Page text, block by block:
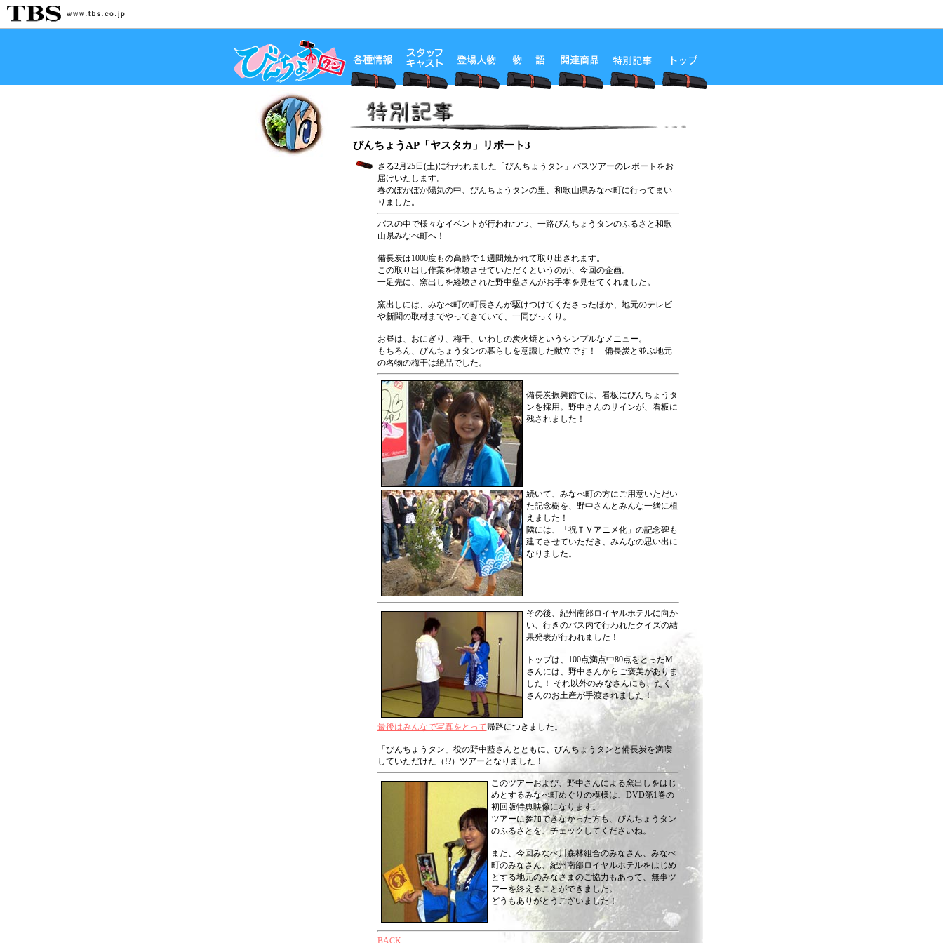
びんちょうAP「ヤスタカ」リポート3
さる2月25日(土)に行われました「びんちょうタン」バスツアーのレポートをお
届けいたします。
春のぽかぽか陽気の中、びんちょうタンの里、和歌山県みなべ町に行ってまい
りました。
バスの中で様々なイベントが行われつつ、一路びんちょうタンのふるさと和歌
山県みなべ町へ！
備長炭は1000度もの高熱で１週間焼かれて取り出されます。
この取り出し作業を体験させていただくというのが、今回の企画。
一足先に、窯出しを経験された野中藍さんがお手本を見せてくれました。
窯出しには、みなべ町の町長さんが駆けつけてくださったほか、地元のテレビ
や新聞の取材までやってきていて、一同びっくり。
お昼は、おにぎり、梅干、いわしの炭火焼というシンプルなメニュー。
もちろん、びんちょうタンの暮らしを意識した献立です！ 備長炭と並ぶ地元
の名物の梅干は絶品でした。
備長炭振興館では、看板にびんちょうタ
ンを採用。野中さんのサインが、看板に
残されました！
続いて、みなべ町の方にご用意いただい
た記念樹を、野中さんとみんな一緒に植
えました！
隣には、「祝ＴＶアニメ化」の記念碑も
建てさせていただき、みんなの思い出に
なりました。
その後、紀州南部ロイヤルホテルに向か
い、行きのバス内で行われたクイズの結
果発表が行われました！
トップは、100点満点中80点をとったM
さんには、野中さんからご褒美がありま
した！ それ以外のみなさんにも、たく
さんのお土産が手渡されました！
最後はみんなで写真をとって帰路につきました。
「びんちょうタン」役の野中藍さんとともに、びんちょうタンと備長炭を満喫
していただけた（!?）ツアーとなりました！
このツアーおよび、野中さんによる窯出しをはじ
めとするみなべ町めぐりの模様は、DVD第1巻の
初回版特典映像になります。
ツアーに参加できなかった方も、びんちょうタン
のふるさとを、チェックしてくださいね。
また、今回みなべ川森林組合のみなさん、みなべ
町のみなさん、紀州南部ロイヤルホテルをはじめ
とする地元のみなさまのご協力もあって、無事ツ
アーを終えることができました。
どうもありがとうございました！
BACK